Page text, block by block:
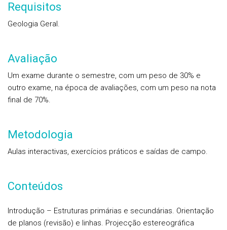
Requisitos
Geologia Geral.
Avaliação
Um exame durante o semestre, com um peso de 30% e
outro exame, na época de avaliações, com um peso na nota
final de 70%.
Metodologia
Aulas interactivas, exercícios práticos e saídas de campo.
Conteúdos
Introdução – Estruturas primárias e secundárias. Orientação
de planos (revisão) e linhas. Projecção estereográfica